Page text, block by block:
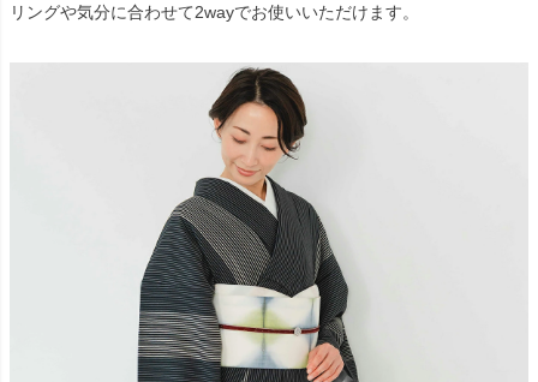
リングや気分に合わせて2wayでお使いいただけます。